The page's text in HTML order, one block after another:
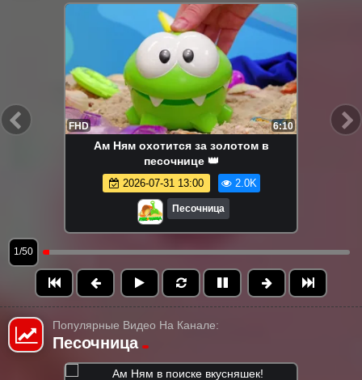
FHD 6:10
Ам Ням охотится за золотом в
песочнице 👑
2026-07-31 13:00 2.0K
Песочница
1/50
Популярные Видео На Канале:
Песочница